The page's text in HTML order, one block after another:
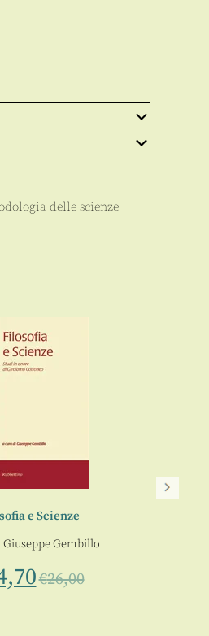
delle scienze
e Scienze
Giuseppe Gembillo
€26,00